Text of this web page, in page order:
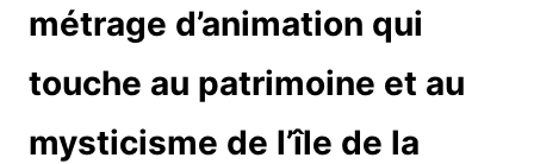
métrage d’animation qui
touche au patrimoine et au
mysticisme de l’île de la